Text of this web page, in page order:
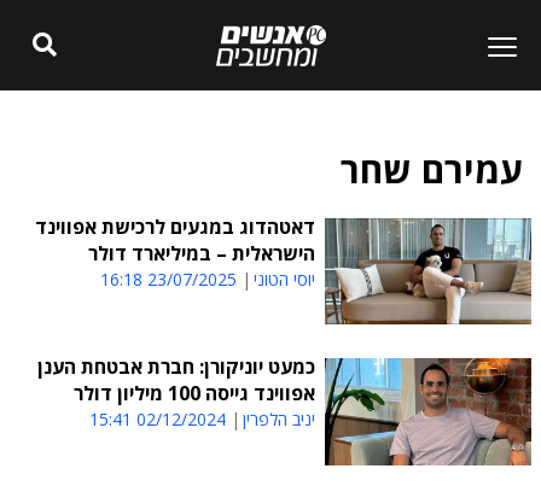
עמירם שחר
דאטהדוג במגעים לרכישת אפווינד
הישראלית – במיליארד דולר
יוסי הטוני 23/07/2025 16:18
כמעט יוניקורן: חברת אבטחת הענן
אפווינד גייסה 100 מיליון דולר
יניב הלפרין 02/12/2024 15:41